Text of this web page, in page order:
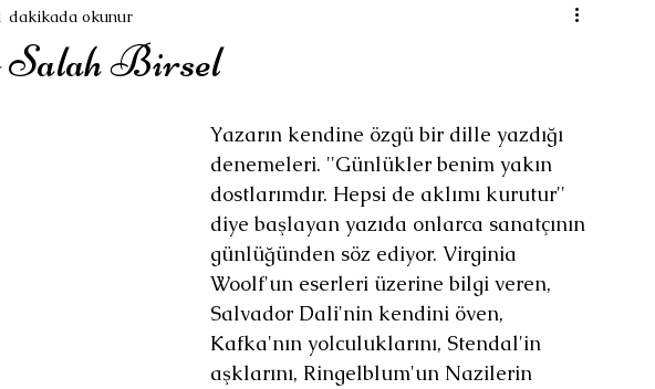
Salah Birsel
dakikada okunur
Yazarın kendine özgü bir dille yazdığı
denemeleri. ''Günlükler benim yakın
dostlarımdır. Hepsi de aklımı kurutur''
diye başlayan yazıda onlarca sanatçının
günlüğünden söz ediyor. Virginia
Woolf'un eserleri üzerine bilgi veren,
Salvador Dali'nin kendini öven,
Kafka'nın yolculuklarını, Stendal'in
aşklarını, Ringelblum'un Nazilerin